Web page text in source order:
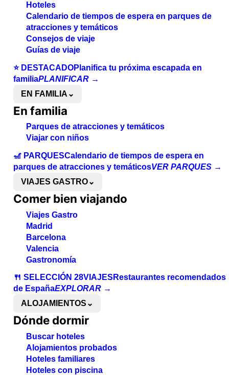
Hoteles
Calendario de tiempos de espera en parques de
atracciones y temáticos
Consejos de viaje
Guías de viaje
⭐ DESTACADOPlanifica tu próxima escapada en
familiaPLANIFICAR →
EN FAMILIA ⌄
En familia
Parques de atracciones y temáticos
Viajar con niños
🎢 PARQUESCalendario de tiempos de espera en
parques de atracciones y temáticosVER PARQUES →
VIAJES GASTRO⌄
Comer bien viajando
Viajes Gastro
Madrid
Barcelona
Valencia
Gastronomía
🍴 SELECCIÓN 28VIAJES Restaurantes recomendados
de EspañaEXPLORAR →
ALOJAMIENTOS ⌄
Dónde dormir
Buscar hoteles
Alojamientos probados
Hoteles familiares
Hoteles con piscina